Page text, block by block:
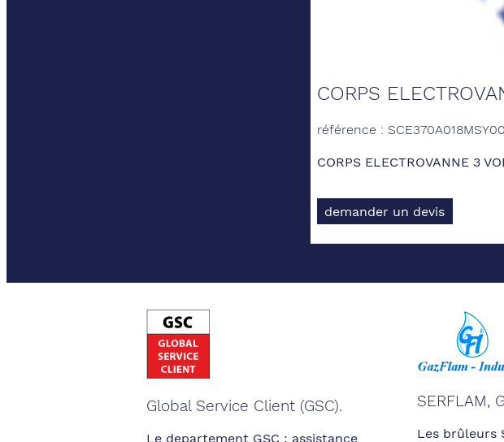
CORPS
référence :
CORPS ELECTROVANNE 3
demander un devis
Global Service Client (GSC).
Le departement GSC : assistance
SERFLAM,
Les brûleurs